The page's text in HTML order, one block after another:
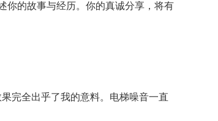
的故事与经历。你的真诚分享，将有
完全出乎了我的意料。电梯噪音一直